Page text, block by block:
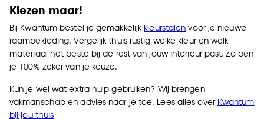
Kiezen maar!
Bij Kwantum bestel je gemakkelijk kleurstalen voor je nieuwe
raambekleding. Vergelijk thuis rustig welke kleur en welk
materiaal het beste bij de rest van jouw interieur past. Zo ben
je 100% zeker van je keuze.
Kun je wel wat extra hulp gebruiken? Wij brengen
vakmanschap en advies naar je toe. Lees alles over Kwantum
bij jou thuis